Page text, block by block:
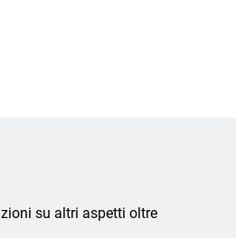
su altri aspetti oltre